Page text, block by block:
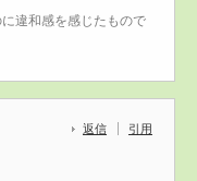
違和感を感じたもので
返信 引用